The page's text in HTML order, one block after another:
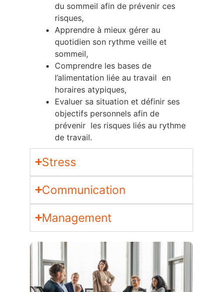
du sommeil afin de prévenir ces
risques,
Apprendre à mieux gérer au
quotidien son rythme veille et
sommeil,
Comprendre les bases de
l’alimentation liée au travail en
horaires atypiques,
Evaluer sa situation et définir ses
objectifs personnels afin de
prévenir les risques liés au rythme
de travail.
Stress
Communication
Management